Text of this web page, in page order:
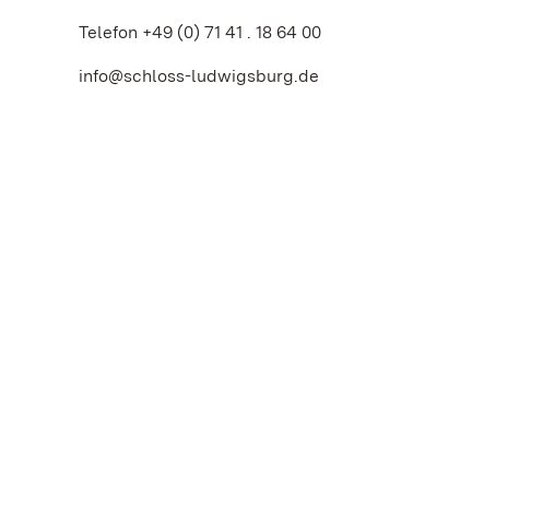
Telefon +49 (0) 71 41 . 18 64 00
info@schloss-ludwigsburg.de